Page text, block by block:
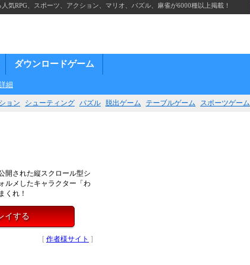
RPG、スポーツ、アクション、マリオ、パズル、麻雀が6000種以上掲載！
ダウンロードゲーム
細
ョン シューティング パズル 脱出ゲーム テーブルゲーム スポーツゲーム
開された縦スクロール型シ
ルメしたキャラクター「わ
くれ！
イする
[ 作者様サイト ]